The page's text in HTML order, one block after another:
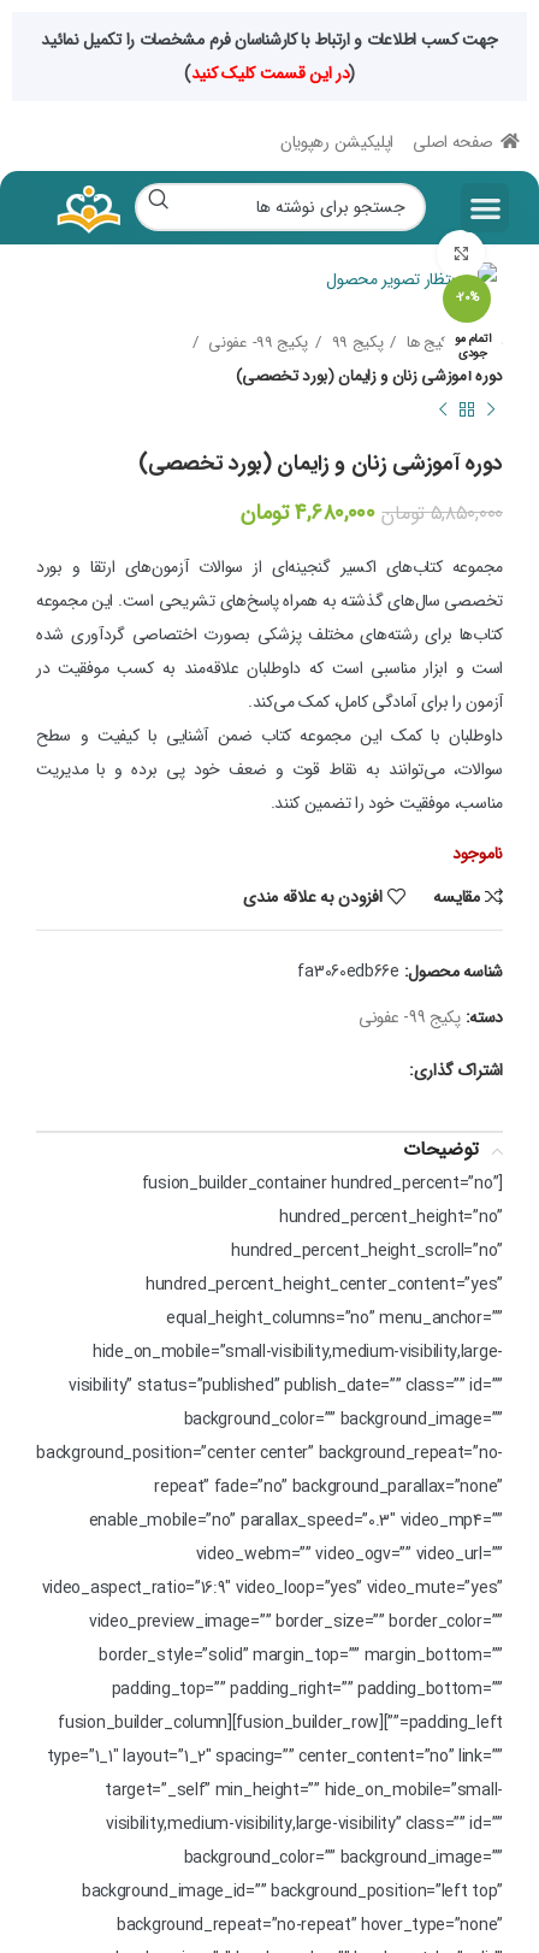
جهت کسب اطلاعات و ارتباط با کارشناسان فرم مشخصات را تکمیل نمائید
(در این قسمت کلیک کنید)
صفحه اصلی اپلیکیشن رهپویان
-20%
اتمام مو
جودیخانه پکیج ها پکیج 99
پکیج 99- عفونی
دوره آموزشی زنان و زایمان (بورد تخصصی)
دوره آموزشی زنان و زایمان (بورد تخصصی)
۵,۸۵۰,۰۰۰تومان ۴,۶۸۰,۰۰۰ تومان
مجموعه کتاب‌های اکسیر گنجینه‌ای از سوالات آزمون‌های ارتقا و بورد
تخصصی سال‌های گذشته به همراه پاسخ‌های تشریحی است. این مجموعه
کتاب‌ها برای رشته‌های مختلف پزشکی بصورت اختصاصی گردآوری شده
است و ابزار مناسبی است که داوطلبان علاقه‌مند به کسب موفقیت در
آزمون را برای آمادگی کامل، کمک می‌کند.
داوطلبان با کمک این مجموعه کتاب ضمن آشنایی با کیفیت و سطح
سوالات، می‌توانند به نقاط قوت و ضعف خود پی برده و با مدیریت
مناسب، موفقیت خود را تضمین کنند.
ناموجود
مقایسه
افزودن به علاقه مندی
شناسه محصول: fa3060edb66e
دسته: پکیج 99- عفونی
اشتراک گذاری:
توضیحات
[fusion_builder_container hundred_percent=”no”
hundred_percent_height=”no”
hundred_percent_height_scroll=”no”
hundred_percent_height_center_content=”yes”
equal_height_columns=”no” menu_anchor=””
hide_on_mobile=”small-visibility,medium-visibility,large-
visibility” status=”published” publish_date=”” class=”” id=””
background_color=”” background_image=””
background_position=”center center” background_repeat=”no-
repeat” fade=”no” background_parallax=”none”
enable_mobile=”no” parallax_speed=”0.3″ video_mp4=””
video_webm=”” video_ogv=”” video_url=””
video_aspect_ratio=”16:9″ video_loop=”yes” video_mute=”yes”
video_preview_image=”” border_size=”” border_color=””
border_style=”solid” margin_top=”” margin_bottom=””
padding_top=”” padding_right=”” padding_bottom=””
padding_left=””][fusion_builder_row][fusion_builder_column
type=”1_1″ layout=”1_2″ spacing=”” center_content=”no” link=””
target=”_self” min_height=”” hide_on_mobile=”small-
visibility,medium-visibility,large-visibility” class=”” id=””
background_color=”” background_image=””
background_image_id=”” background_position=”left top”
background_repeat=”no-repeat” hover_type=”none”